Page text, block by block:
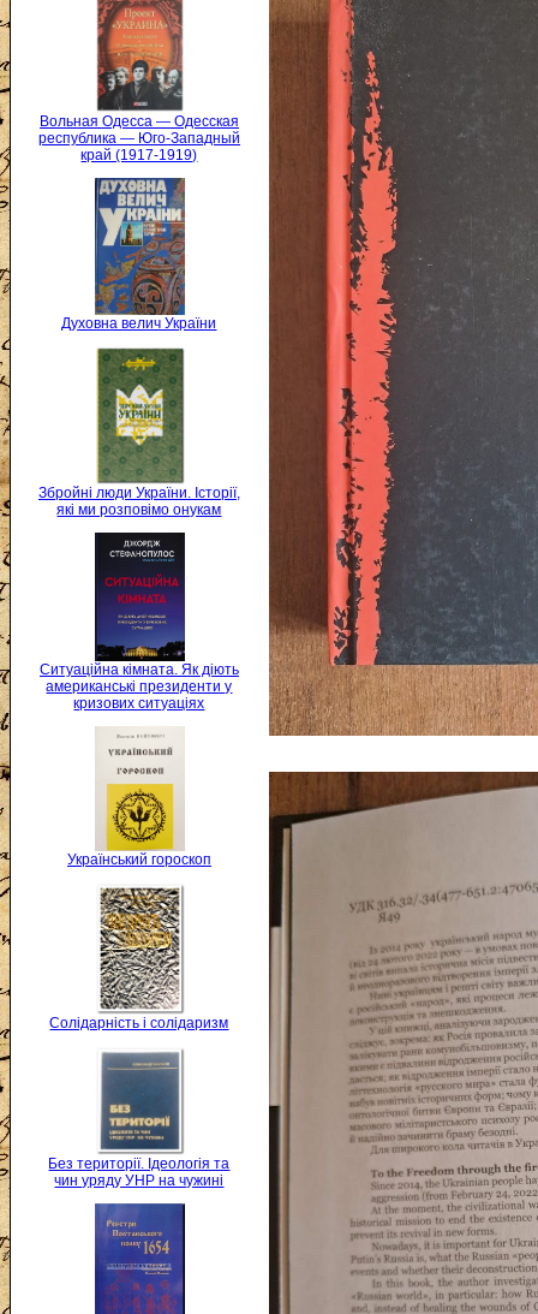
Вольная Одесса — Одесская
республика — Юго-Западный
край (1917-1919)
Духовна велич України
Збройні люди України. Історії,
які ми розповімо онукам
Ситуаційна кімната. Як діють
американські президенти у
кризових ситуаціях
Український гороскоп
Солідарність і солідаризм
Без території. Ідеологія та
чин уряду УНР на чужині